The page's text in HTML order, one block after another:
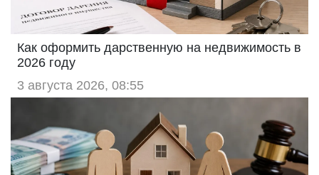
Как оформить дарственную на недвижимость в
2026 году
3 августа 2026, 08:55